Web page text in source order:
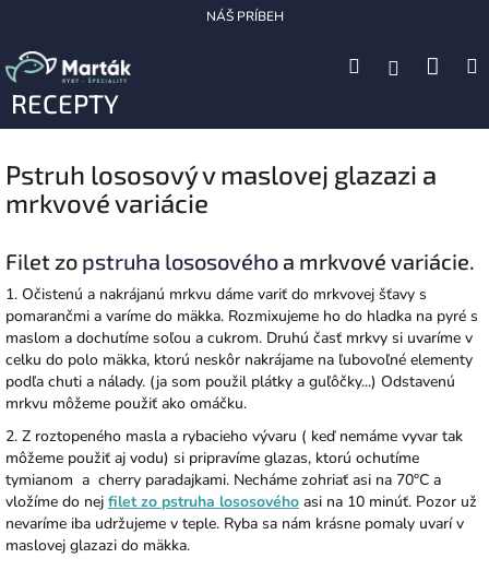
obsah
NÁŠ PRÍBEH
Hľadať
RECEPTY
Pstruh lososový v maslovej glazazi a
mrkvové variácie
Filet zo pstruha lososového a mrkvové variácie.
1. Očistenú a nakrájanú mrkvu dáme variť do mrkvovej šťavy s
pomarančmi a varíme do mäkka. Rozmixujeme ho do hladka na pyré s
maslom a dochutíme soľou a cukrom. Druhú časť mrkvy si uvaríme v
celku do polo mäkka, ktorú neskôr nakrájame na ľubovoľné elementy
podľa chuti a nálady. (ja som použil plátky a guľôčky...) Odstavenú
mrkvu môžeme použiť ako omáčku.
2. Z roztopeného masla a rybacieho vývaru ( keď nemáme vyvar tak
môžeme použiť aj vodu) si pripravíme glazas, ktorú ochutíme
tymianom a cherry paradajkami. Necháme zohriať asi na 70°C a
vložíme do nej filet zo pstruha lososového asi na 10 minúť. Pozor už
nevaríme iba udržujeme v teple. Ryba sa nám krásne pomaly uvarí v
maslovej glazazi do mäkka.